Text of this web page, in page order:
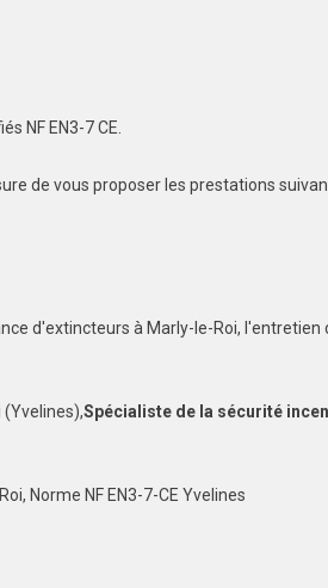
NF EN3-7 CE.
de vous proposer les prestations
d'extincteurs à Marly-le-Roi, l'entretien
Spécialiste de la sécurité
Norme NF EN3-7-CE Yvelines